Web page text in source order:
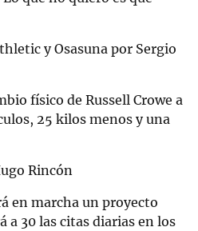
y Osasuna por Sergio
físico de Russell Crowe a
25 kilos menos y una
Rincón
en marcha un proyecto
30 las citas diarias en los